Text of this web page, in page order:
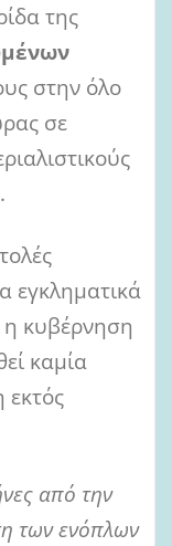
της
στην όλο
σε
εγκληματικά
η κυβέρνηση
καμία
εκτός
από την
των ενόπλων